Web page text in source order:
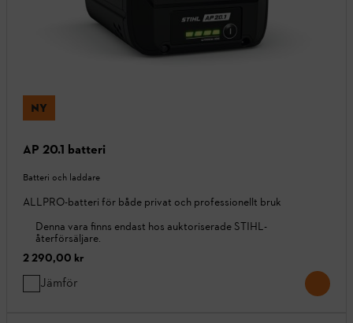
NY
AP 20.1 batteri
Batteri och laddare
ALLPRO-batteri för både privat och professionellt bruk
Denna vara finns endast hos auktoriserade STIHL-
återförsäljare.
2 290,00 kr
Jämför